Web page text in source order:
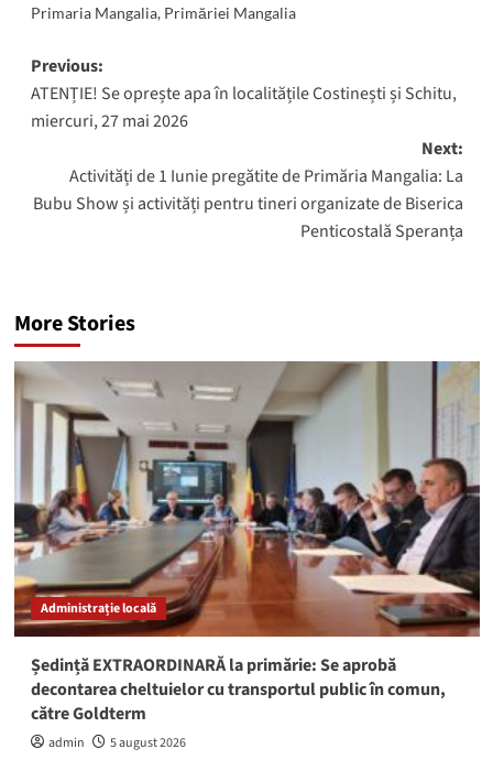
Primaria Mangalia, Primăriei Mangalia
Post
navigation
Previous:
ATENȚIE! Se oprește apa în localitățile Costinești și Schitu,
miercuri, 27 mai 2026
Next:
Activități de 1 Iunie pregătite de Primăria Mangalia: La
Bubu Show și activități pentru tineri organizate de Biserica
Penticostală Speranța
More Stories
Administrație locală
Ședință EXTRAORDINARĂ la primărie: Se aprobă
decontarea cheltuielor cu transportul public în comun,
către Goldterm
admin 5 august 2026